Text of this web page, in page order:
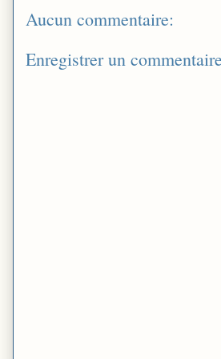
Aucun commentaire:
Enregistrer un